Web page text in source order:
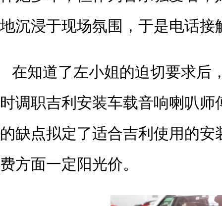
地沉浸于现场氛围，于是电话接
在知道了左小姐的迫切要求后
时调职吉利安装车载音响喇叭
的缺点拟定了适合吉利使用的
费方面一定阳光价。